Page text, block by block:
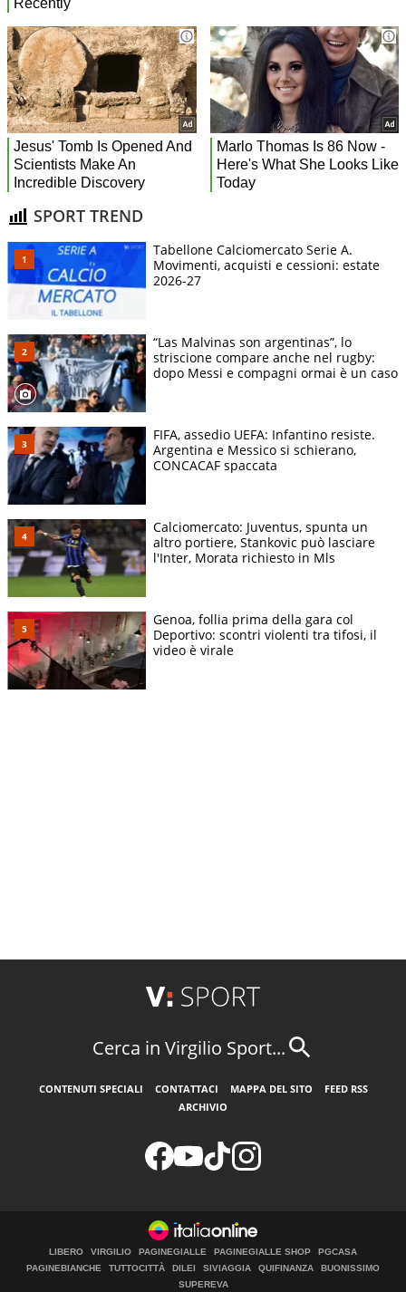
SPORT TREND
Tabellone Calciomercato Serie A.
Movimenti, acquisti e cessioni: estate
2026-27
“Las Malvinas son argentinas”, lo
striscione compare anche nel rugby:
dopo Messi e compagni ormai è un caso
FIFA, assedio UEFA: Infantino resiste.
Argentina e Messico si schierano,
CONCACAF spaccata
Calciomercato: Juventus, spunta un
altro portiere, Stankovic può lasciare
l'Inter, Morata richiesto in Mls
Genoa, follia prima della gara col
Deportivo: scontri violenti tra tifosi, il
video è virale
Cerca in Virgilio Sport...
CONTENUTI SPECIALI CONTATTACI MAPPA DEL SITO
FEED RSS
ARCHIVIO
LIBERO VIRGILIO PAGINEGIALLE PAGINEGIALLE SHOP
PGCASA
PAGINEBIANCHE
TUTTOCITTÀ DILEI SIVIAGGIA QUIFINANZA
BUONISSIMO
SUPEREVA